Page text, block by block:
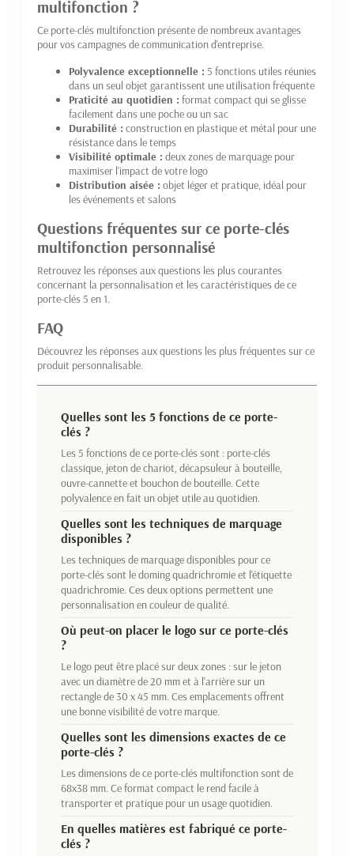
multifonction ?
Ce porte-clés multifonction présente de nombreux avantages
pour vos campagnes de communication d'entreprise.
Polyvalence exceptionnelle : 5 fonctions utiles réunies
dans un seul objet garantissent une utilisation fréquente
Praticité au quotidien : format compact qui se glisse
facilement dans une poche ou un sac
Durabilité : construction en plastique et métal pour une
résistance dans le temps
Visibilité optimale : deux zones de marquage pour
maximiser l'impact de votre logo
Distribution aisée : objet léger et pratique, idéal pour
les événements et salons
Questions fréquentes sur ce porte-clés
multifonction personnalisé
Retrouvez les réponses aux questions les plus courantes
concernant la personnalisation et les caractéristiques de ce
porte-clés 5 en 1.
FAQ
Découvrez les réponses aux questions les plus fréquentes sur ce
produit personnalisable.
Quelles sont les 5 fonctions de ce porte-
clés ?
Les 5 fonctions de ce porte-clés sont : porte-clés
classique, jeton de chariot, décapsuleur à bouteille,
ouvre-cannette et bouchon de bouteille. Cette
polyvalence en fait un objet utile au quotidien.
Quelles sont les techniques de marquage
disponibles ?
Les techniques de marquage disponibles pour ce
porte-clés sont le doming quadrichromie et l'étiquette
quadrichromie. Ces deux options permettent une
personnalisation en couleur de qualité.
Où peut-on placer le logo sur ce porte-clés
?
Le logo peut être placé sur deux zones : sur le jeton
avec un diamètre de 20 mm et à l'arrière sur un
rectangle de 30 x 45 mm. Ces emplacements offrent
une bonne visibilité de votre marque.
Quelles sont les dimensions exactes de ce
porte-clés ?
Les dimensions de ce porte-clés multifonction sont de
68x38 mm. Ce format compact le rend facile à
transporter et pratique pour un usage quotidien.
En quelles matières est fabriqué ce porte-
clés ?